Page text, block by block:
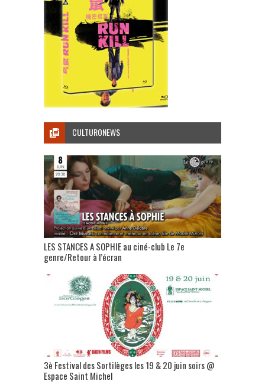
CULTURONEWS
LES STANCES A SOPHIE au ciné-club Le 7e
genre/Retour à l’écran
3è Festival des Sortilèges les 19 & 20 juin soirs @
Espace Saint Michel